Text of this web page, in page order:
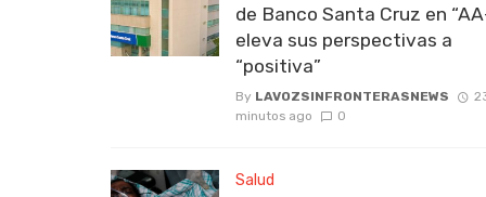
de Banco Santa Cruz en
eleva sus perspectivas a
“positiva”
By LAVOZSINFRONTERASNEWS
minutos ago
0
Salud